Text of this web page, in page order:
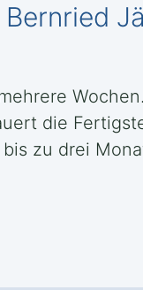
die
zu drei